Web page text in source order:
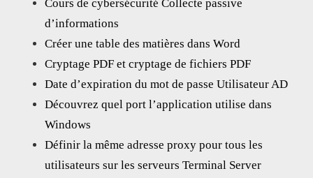
Cours de cybersécurité Collecte passive
d’informations
Créer une table des matières dans Word
Cryptage PDF et cryptage de fichiers PDF
Date d’expiration du mot de passe Utilisateur AD
Découvrez quel port l’application utilise dans
Windows
Définir la même adresse proxy pour tous les
utilisateurs sur les serveurs Terminal Server